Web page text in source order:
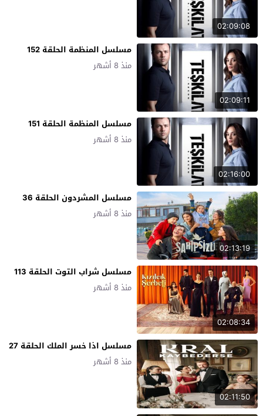
02:09:08
02:09:11
مسلسل المنظمة الحلقة 152
منذ 8 أشهر
02:16:00
مسلسل المنظمة الحلقة 151
منذ 8 أشهر
02:13:19
مسلسل المشردون الحلقة 36
منذ 8 أشهر
02:08:34
مسلسل شراب التوت الحلقة 113
منذ 8 أشهر
02:11:50
مسلسل اذا خسر الملك الحلقة 27
منذ 8 أشهر